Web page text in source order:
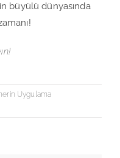
büyülü dünyasında
Uygulama